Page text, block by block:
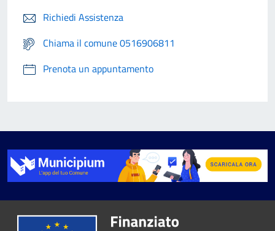
Richiedi Assistenza
Chiama il comune 0516906811
Prenota un appuntamento